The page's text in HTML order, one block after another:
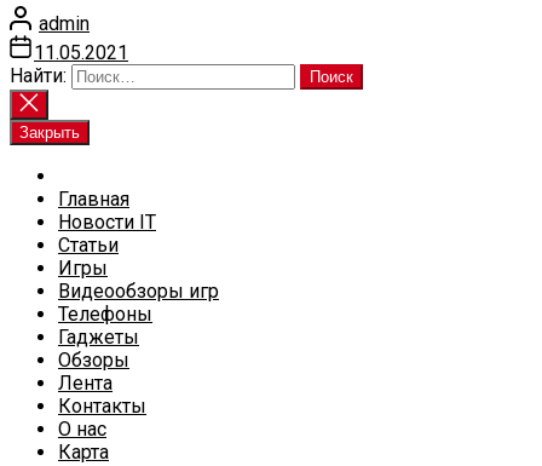
admin
11.05.2021
Найти:
Закрыть
Главная
Новости IT
Статьи
Игры
Видеообзоры игр
Телефоны
Гаджеты
Обзоры
Лента
Контакты
О нас
Карта